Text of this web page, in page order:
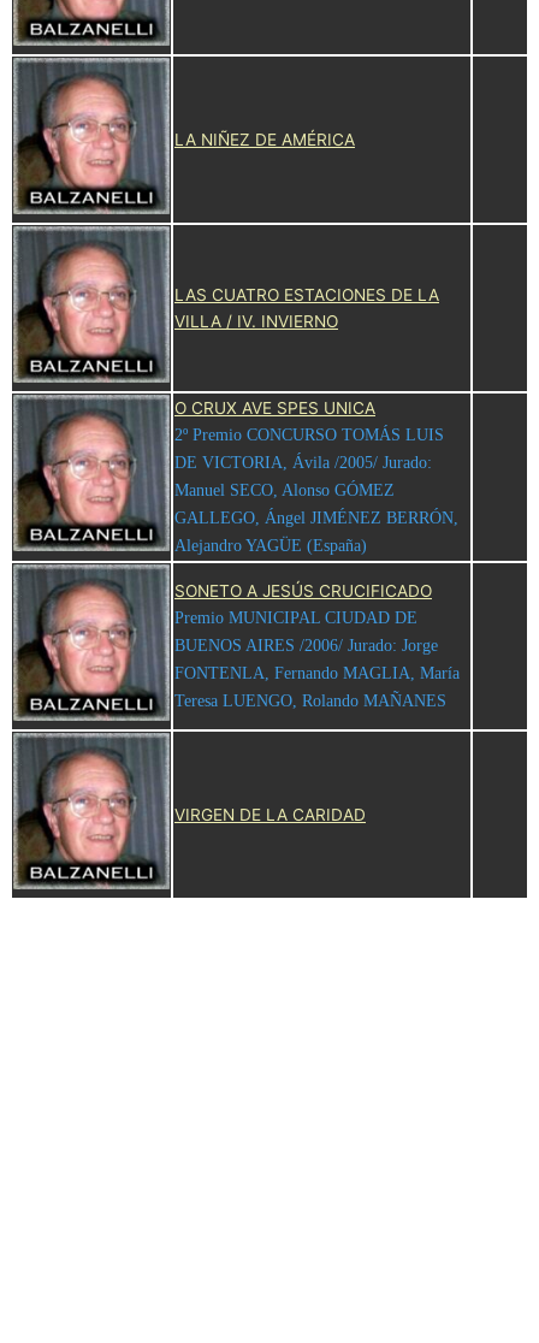
LA NIÑEZ DE AMÉRICA
LAS CUATRO ESTACIONES DE LA
VILLA / IV. INVIERNO
O CRUX AVE SPES UNICA
2º Premio CONCURSO TOMÁS LUIS
DE VICTORIA, Ávila /2005/ Jurado:
Manuel SECO, Alonso GÓMEZ
GALLEGO, Ángel JIMÉNEZ BERRÓN,
Alejandro YAGÜE (España)
SONETO A JESÚS CRUCIFICADO
Premio MUNICIPAL CIUDAD DE
BUENOS AIRES /2006/ Jurado: Jorge
FONTENLA, Fernando MAGLIA, María
Teresa LUENGO, Rolando MAÑANES
VIRGEN DE LA CARIDAD